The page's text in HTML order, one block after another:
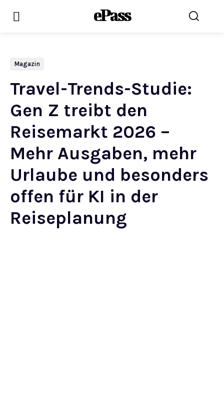
ePass
Magazin
Travel-Trends-Studie:
Gen Z treibt den
Reisemarkt 2026 –
Mehr Ausgaben, mehr
Urlaube und besonders
offen für KI in der
Reiseplanung